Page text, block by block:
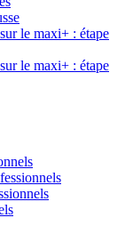
le maxi+ : étape
le maxi+ : étape